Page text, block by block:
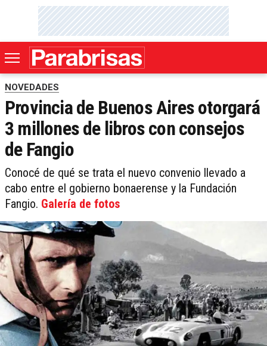
NOVEDADES
Provincia de Buenos Aires otorgará
3 millones de libros con consejos
de Fangio
Conocé de qué se trata el nuevo convenio llevado a
cabo entre el gobierno bonaerense y la Fundación
Fangio. Galería de fotos